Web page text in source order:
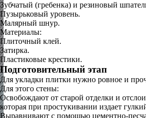
Зубчатый (гребенка) и резиновый
Пузырьковый уровень.
Малярный шнур.
Материалы:
Плиточный клей.
Затирка.
Пластиковые крестики.
Подготовительный этап
Для укладки плитки нужно ровное и
Для этого стены:
Освобождают от старой отделки и
которая при простукивании издает
Выравнивают с помощью цементно-